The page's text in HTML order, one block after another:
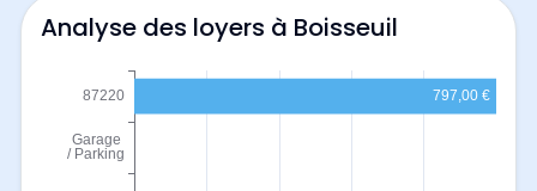
Analyse des loyers à Boisseuil